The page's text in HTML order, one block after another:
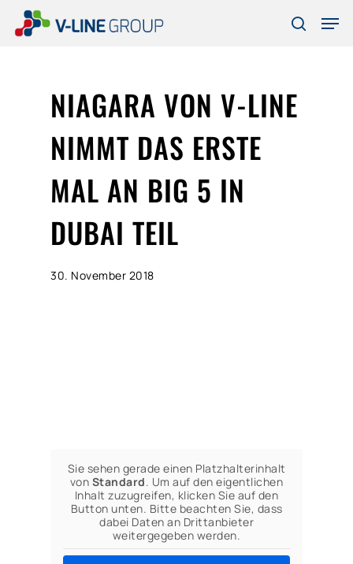
search
NIAGARA VON V-LINE
NIMMT DAS ERSTE
MAL AN BIG 5 IN
DUBAI TEIL
30. November 2018
Sie sehen gerade einen Platzhalterinhalt
von Standard. Um auf den eigentlichen
Inhalt zuzugreifen, klicken Sie auf den
Button unten. Bitte beachten Sie, dass
dabei Daten an Drittanbieter
weitergegeben werden.